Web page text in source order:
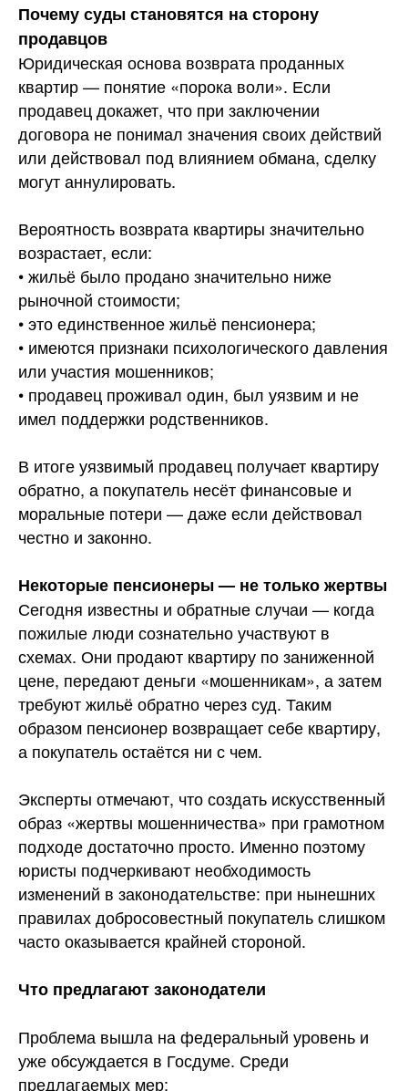
Почему суды становятся на сторону
продавцов
Юридическая основа возврата проданных
квартир — понятие «порока воли». Если
продавец докажет, что при заключении
договора не понимал значения своих действий
или действовал под влиянием обмана, сделку
могут аннулировать.
Вероятность возврата квартиры значительно
возрастает, если:
• жильё было продано значительно ниже
рыночной стоимости;
• это единственное жильё пенсионера;
• имеются признаки психологического давления
или участия мошенников;
• продавец проживал один, был уязвим и не
имел поддержки родственников.
В итоге уязвимый продавец получает квартиру
обратно, а покупатель несёт финансовые и
моральные потери — даже если действовал
честно и законно.
Некоторые пенсионеры — не только жертвы
Сегодня известны и обратные случаи — когда
пожилые люди сознательно участвуют в
схемах. Они продают квартиру по заниженной
цене, передают деньги «мошенникам», а затем
требуют жильё обратно через суд. Таким
образом пенсионер возвращает себе квартиру,
а покупатель остаётся ни с чем.
Эксперты отмечают, что создать искусственный
образ «жертвы мошенничества» при грамотном
подходе достаточно просто. Именно поэтому
юристы подчеркивают необходимость
изменений в законодательстве: при нынешних
правилах добросовестный покупатель слишком
часто оказывается крайней стороной.
Что предлагают законодатели
Проблема вышла на федеральный уровень и
уже обсуждается в Госдуме. Среди
предлагаемых мер: